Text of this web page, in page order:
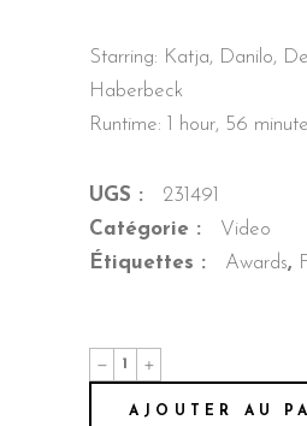
Starring: Katja, Danilo,
Haberbeck
Runtime: 1 hour, 56
UGS :
231491
Catégorie :
Video
Étiquettes :
Awards,
Dream
House
AJOUTER AU